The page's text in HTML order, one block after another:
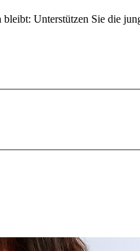
Unterstützen Sie die